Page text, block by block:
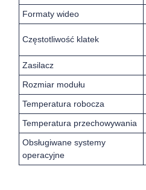
Formaty wideo
Częstotliwość klatek
Zasilacz
Rozmiar modułu
Temperatura robocza
Temperatura przechowywania
Obsługiwane systemy
operacyjne